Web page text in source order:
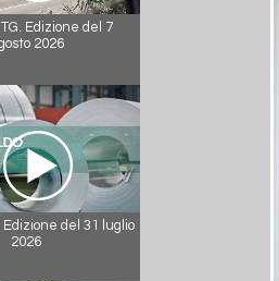
Edizione del 7
2026
Edizione del 31 luglio
2026